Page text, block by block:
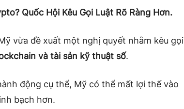
Quốc Hội Kêu Gọi Luật Rõ Ràng Hơn.
vừa đề xuất một nghị quyết nhằm kêu gọi
và tài sản kỹ thuật số.
động cụ thể, Mỹ có thể mất lợi thế vào
bạch hơn.